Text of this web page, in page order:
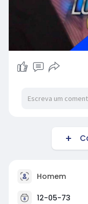
Homem
12-05-73